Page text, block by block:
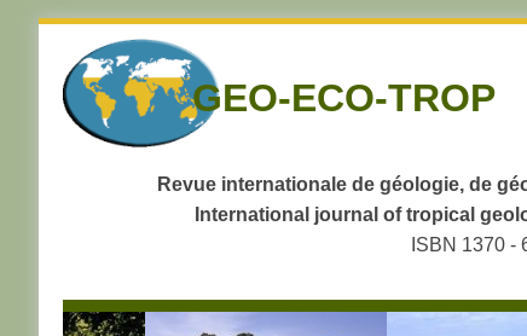
navigation
Skip
GEO-ECO-TROP
Revue internationale de géologie, de
International journal of tropical
ISBN 1370 -